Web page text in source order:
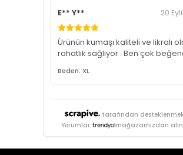
E** Y** 20
Ürünün kumaşı kaliteli ve likralı
rahatlık sağlıyor . Ben çok
Beden: XL
tarafından
Yorumlar
mağazamızdan